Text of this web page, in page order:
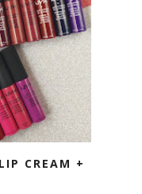
CREAM +